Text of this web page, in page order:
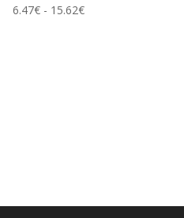
6.47€ - 15.62€Rango